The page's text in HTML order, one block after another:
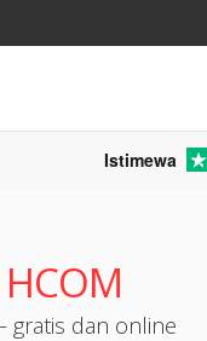
Istimewa
gratis dan online